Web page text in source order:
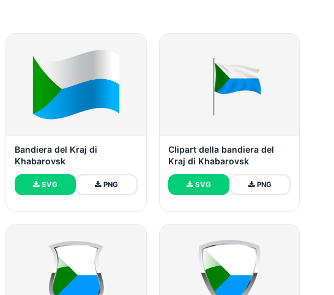
Bandiera del Kraj di
Khabarovsk
SVG PNG
Clipart della bandiera del
Kraj di Khabarovsk
SVG PNG